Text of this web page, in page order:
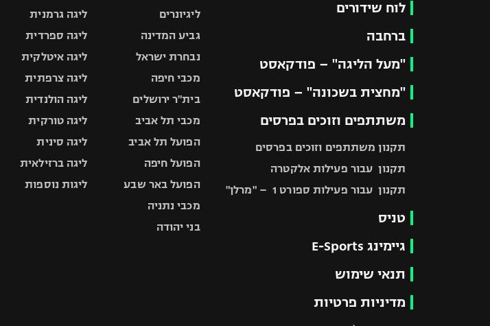
לוח שידורים
ברחבה
"מעל הליגה" – פודקאסט
"מחצית בשכונה" – פודקאסט
משתתפים וזוכים בפרסים
תקנון משתתפים וזוכים בפרסים
תקנון עבור פעילות אלקטרה
תקנון עבור פעילות ספורט 1 – "מרלן"
טניס
גיימינג E-Sports
תנאי שימוש
מדיניות פרטיות
ליגיונרים
גביע המדינה
נבחרת ישראל
מכבי חיפה
בית"ר ירושלים
מכבי תל אביב
הפועל תל אביב
הפועל חיפה
הפועל באר שבע
מכבי נתניה
בני יהודה
ליגה גרמנית
ליגה ספרדית
ליגה איטלקית
ליגה צרפתית
ליגה הולנדית
ליגה טורקית
ליגה סינית
ליגה ברזילאית
ליגות נוספות